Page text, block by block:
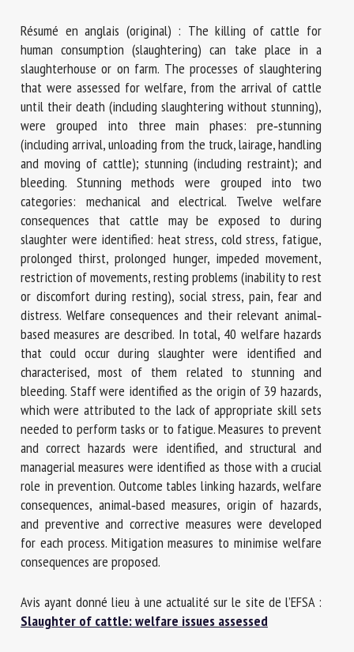
Résumé en anglais (original) : The killing of cattle for
human consumption (slaughtering) can take place in a
slaughterhouse or on farm. The processes of slaughtering
that were assessed for welfare, from the arrival of cattle
until their death (including slaughtering without stunning),
were grouped into three main phases: pre‐stunning
(including arrival, unloading from the truck, lairage, handling
and moving of cattle); stunning (including restraint); and
bleeding. Stunning methods were grouped into two
categories: mechanical and electrical. Twelve welfare
consequences that cattle may be exposed to during
slaughter were identified: heat stress, cold stress, fatigue,
prolonged thirst, prolonged hunger, impeded movement,
restriction of movements, resting problems (inability to rest
or discomfort during resting), social stress, pain, fear and
distress. Welfare consequences and their relevant animal‐
based measures are described. In total, 40 welfare hazards
that could occur during slaughter were identified and
characterised, most of them related to stunning and
bleeding. Staff were identified as the origin of 39 hazards,
which were attributed to the lack of appropriate skill sets
needed to perform tasks or to fatigue. Measures to prevent
and correct hazards were identified, and structural and
managerial measures were identified as those with a crucial
role in prevention. Outcome tables linking hazards, welfare
consequences, animal‐based measures, origin of hazards,
and preventive and corrective measures were developed
for each process. Mitigation measures to minimise welfare
consequences are proposed.
Avis ayant donné lieu à une actualité sur le site de l’EFSA :
Slaughter of cattle: welfare issues assessed